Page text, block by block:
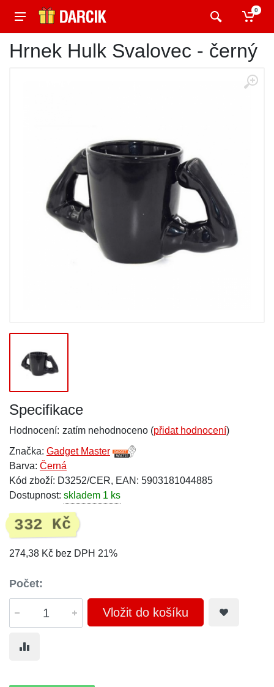
0
Hrnek Hulk Svalovec - černý
Specifikace
Hodnocení: zatím nehodnoceno (přidat hodnocení)
Značka: Gadget Master
Barva: Černá
Kód zboží: D3252/CER, EAN: 5903181044885
Dostupnost: skladem 1 ks
332 Kč
274,38 Kč bez DPH 21%
Počet:
Vložit do košíku